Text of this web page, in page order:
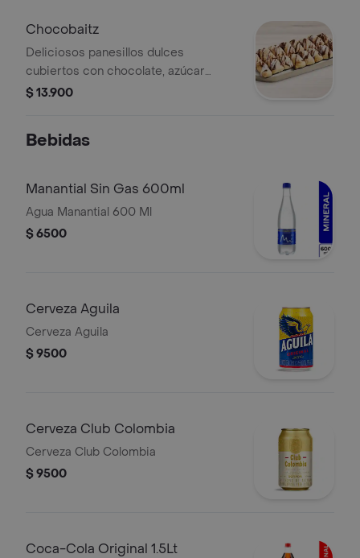
Chocobaitz
Deliciosos panesillos dulces
cubiertos con chocolate, azúcar
espolvoreado y glaseado Domino's
$ 13.900
Bebidas
Manantial Sin Gas 600ml
Agua Manantial 600 Ml
$ 6500
Cerveza Aguila
Cerveza Aguila
$ 9500
Cerveza Club Colombia
Cerveza Club Colombia
$ 9500
Coca-Cola Original 1.5Lt